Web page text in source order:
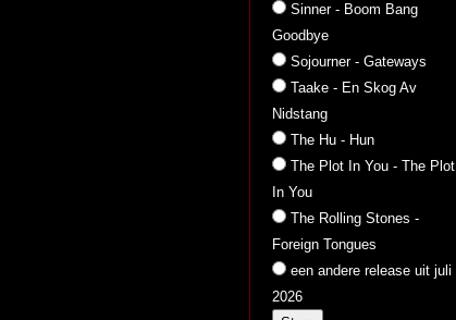
Sinner - Boom Bang
Goodbye
Sojourner - Gateways
Taake - En Skog Av
Nidstang
The Hu - Hun
The Plot In You - The Plot
In You
The Rolling Stones -
Foreign Tongues
een andere release uit juli
2026